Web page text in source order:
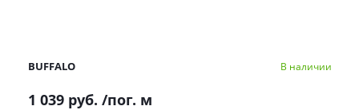
BUFFALO В наличии
1 039 руб. /пог. м